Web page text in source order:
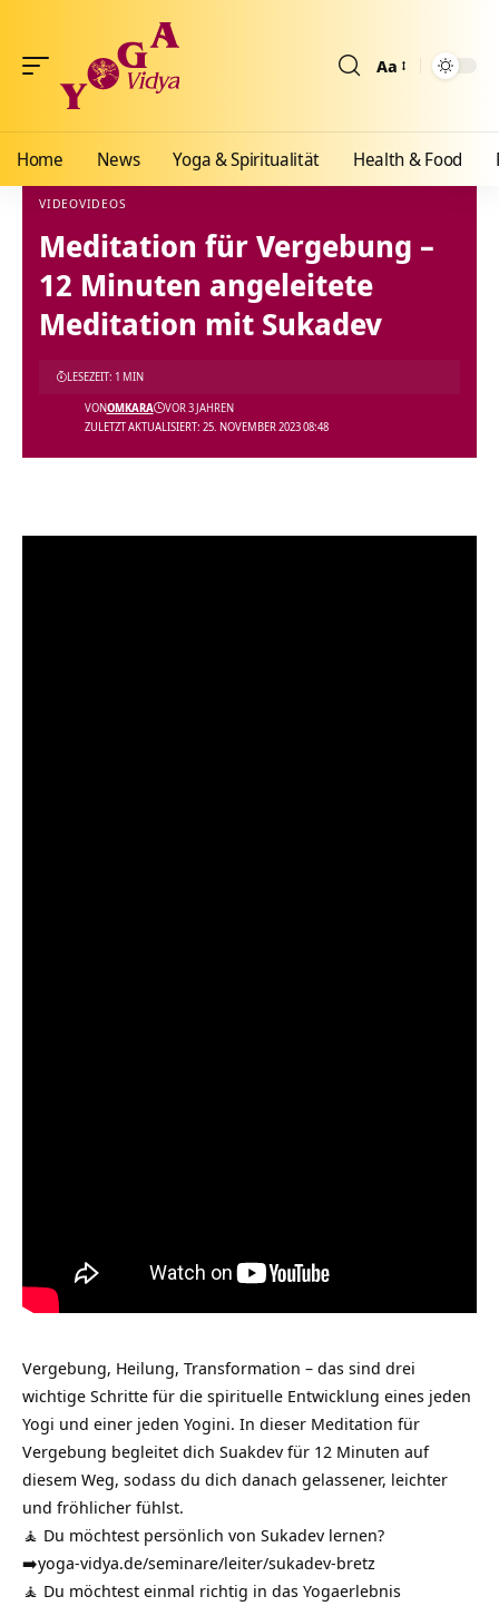
Aa
Home News Yoga & Spiritualität Health & Food
Yoga Vidya Blog - Yoga, Meditation und Ayurveda>Blog> Videos>Video
VIDEOVIDEOS
Meditation für Vergebung –
12 Minuten angeleitete
Meditation mit Sukadev
ZULETZT AKTUALISIERT: 25. NOVEMBER 2023 08:48
VONOMKARA VOR 3 JAHREN
LESEZEIT: 1 MIN
Vergebung, Heilung, Transformation – das sind drei
wichtige Schritte für die spirituelle Entwicklung eines jeden
Yogi und einer jeden Yogini. In dieser Meditation für
Vergebung begleitet dich Suakdev für 12 Minuten auf
diesem Weg, sodass du dich danach gelassener, leichter
und fröhlicher fühlst.
🧘 Du möchtest persönlich von Sukadev lernen?
➡️yoga-vidya.de/seminare/leiter/sukadev-bretz
🧘 Du möchtest einmal richtig in das Yogaerlebnis